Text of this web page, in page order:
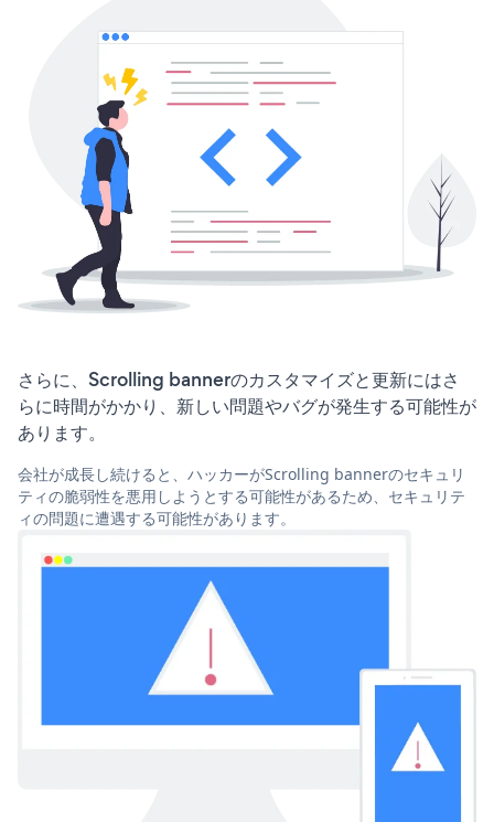
さらに、Scrolling bannerのカスタマイズと更新にはさ
らに時間がかかり、新しい問題やバグが発生する可能性が
あります。
会社が成長し続けると、ハッカーがScrolling bannerのセキュリ
ティの脆弱性を悪用しようとする可能性があるため、セキュリテ
ィの問題に遭遇する可能性があります。